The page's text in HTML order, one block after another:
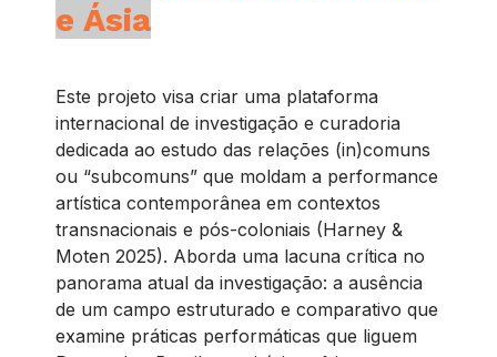
e Ásia
Este projeto visa criar uma plataforma
internacional de investigação e curadoria
dedicada ao estudo das relações (in)comuns
ou “subcomuns” que moldam a performance
artística contemporânea em contextos
transnacionais e pós-coloniais (Harney &
Moten 2025). Aborda uma lacuna crítica no
panorama atual da investigação: a ausência
de um campo estruturado e comparativo que
examine práticas performáticas que liguem